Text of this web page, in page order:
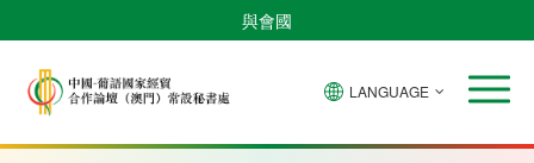
與會國
安
LANGUAGE